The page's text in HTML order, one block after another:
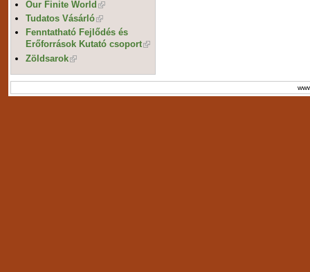
Our Finite World
Tudatos Vásárló
Fenntatható Fejlődés és
Erőforrások Kutató csoport
Zöldsarok